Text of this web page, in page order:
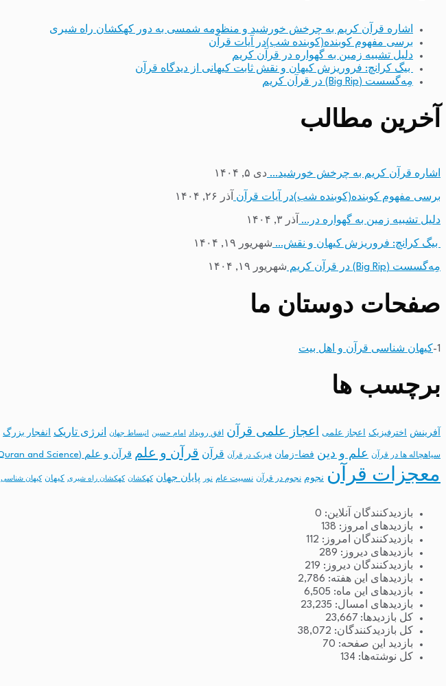
اشاره قرآن کریم به چرخش خورشید و منظومه شمسی به دور کهکشان راه شیری
برسی مفهوم کوبنده(کوبنده شب)در آیات قرآن
دلیل تشبیه زمین به گهواره در قرآن کریم
بیگ کرانچ: فروریزش کیهان و نقش ثابت کیهانی از دیدگاه قرآن
مِه‌گسست (Big Rip) در قرآن کریم
آخرین مطالب
اشاره قرآن کریم به چرخش خورشید… دی ۵, ۱۴۰۴
برسی مفهوم کوبنده(کوبنده شب)در آیات قرآن آذر ۲۶, ۱۴۰۴
دلیل تشبیه زمین به گهواره در… آذر ۳, ۱۴۰۴
بیگ کرانچ: فروریزش کیهان و نقش… شهریور ۱۹, ۱۴۰۴
مِه‌گسست (Big Rip) در قرآن کریم شهریور ۱۹, ۱۴۰۴
صفحات دوستان ما
1- کیهان شناسی قرآن و اهل بیت
برچسب ها
آفرینش اخترفیزیک اعجاز علمی اعجاز علمی قرآن افق رویداد امام حسین انبساط جهان انرژی تاریک انفجار بزرگ
سیاهچاله ها در قرآن علم و دین فضا-زمان فیزیک در قرآن قرآن قرآن و علم قرآن و علم (Quran and Science)
معجزات قرآن نجوم نجوم در قرآن نسبیت عام نور پایان جهان کهکشان کهکشان راه شیری کیهان کیهان شناسی
بازدیدکنندگان آنلاین: 0
بازدیدهای امروز: 138
بازدیدکنندگان امروز: 112
بازدیدهای دیروز: 289
بازدیدکنندگان دیروز: 219
بازدیدهای این هفته: 2,786
بازدیدهای این ماه: 6,505
بازدیدهای امسال: 23,235
کل بازدیدها: 23,667
کل بازدیدکنند‌گان: 38,072
بازدید این صفحه: 70
کل نوشته‌ها: 134